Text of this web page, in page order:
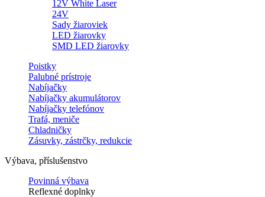
12V White Laser
24V
Sady žiaroviek
LED žiarovky
SMD LED žiarovky
Poistky
Palubné prístroje
Nabíjačky
Nabíjačky akumulátorov
Nabíjačky telefónov
Trafá, meniče
Chladničky
Zásuvky, zástrčky, redukcie
Výbava, příslušenstvo
Povinná výbava
Reflexné doplnky